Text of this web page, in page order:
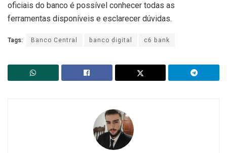
oficiais do banco é possível conhecer todas as
ferramentas disponíveis e esclarecer dúvidas.
Tags: Banco Central banco digital c6 bank